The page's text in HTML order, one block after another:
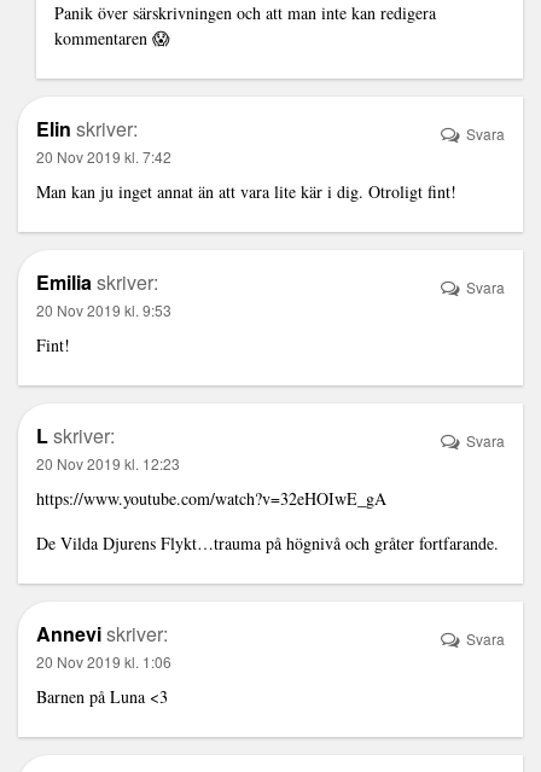
Panik över särskrivningen och att man inte kan redigera
kommentaren 😱
Elin skriver:
20 Nov 2019 kl. 7:42
Man kan ju inget annat än att vara lite kär i dig. Otroligt fint!
Svara
Emiliaskriver:
20 Nov 2019 kl. 9:53
Fint!
Svara
Lskriver:
20 Nov 2019 kl. 12:23
https://www.youtube.com/watch?v=32eHOIwE_gA
De Vilda Djurens Flykt…trauma på högnivå och gråter fortfarande.
Svara
Anneviskriver:
20 Nov 2019 kl. 1:06
Barnen på Luna <3
Svara